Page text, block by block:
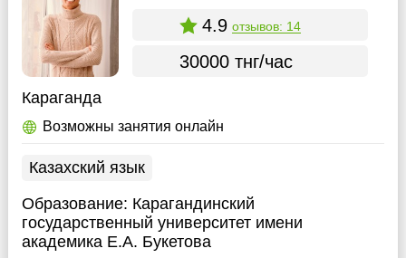
4.9 отзывов: 14
30000 тнг/час
Караганда
Возможны занятия онлайн
Казахский язык
Образование: Карагандинский
государственный университет имени
академика Е.А. Букетова